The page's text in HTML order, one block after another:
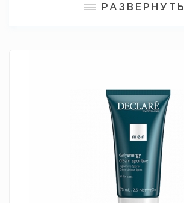
CREAM SPORTIVE DECLARE
РАЗВЕРНУТЬ